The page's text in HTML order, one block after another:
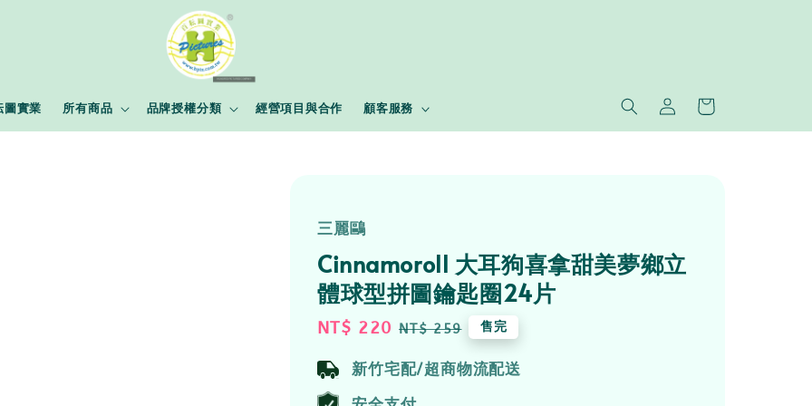
圖實業 所有商品 品牌授權分類 經營項目與合作 顧客服務
三麗鷗
Cinnamoroll 大耳狗喜拿甜美夢鄉立
體球型拼圖鑰匙圈24片
Sale
NT$ 220 Regular
NT$ 259 售完
新竹宅配/超商物流配送